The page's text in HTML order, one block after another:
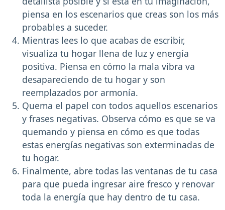
piensa en los escenarios que creas son los más
probables a suceder.
Mientras lees lo que acabas de escribir,
visualiza tu hogar llena de luz y energía
positiva. Piensa en cómo la mala vibra va
desapareciendo de tu hogar y son
reemplazados por armonía.
Quema el papel con todos aquellos escenarios
y frases negativas. Observa cómo es que se va
quemando y piensa en cómo es que todas
estas energías negativas son exterminadas de
tu hogar.
Finalmente, abre todas las ventanas de tu casa
para que pueda ingresar aire fresco y renovar
toda la energía que hay dentro de tu casa.